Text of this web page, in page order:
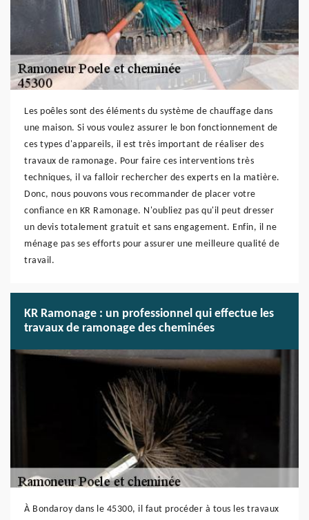
Les poêles sont des éléments du système de chauffage dans
une maison. Si vous voulez assurer le bon fonctionnement de
ces types d'appareils, il est très important de réaliser des
travaux de ramonage. Pour faire ces interventions très
techniques, il va falloir rechercher des experts en la matière.
Donc, nous pouvons vous recommander de placer votre
confiance en KR Ramonage. N'oubliez pas qu'il peut dresser
un devis totalement gratuit et sans engagement. Enfin, il ne
ménage pas ses efforts pour assurer une meilleure qualité de
travail.
KR Ramonage : un professionnel qui effectue les
travaux de ramonage des cheminées
À Bondaroy dans le 45300, il faut procéder à tous les travaux